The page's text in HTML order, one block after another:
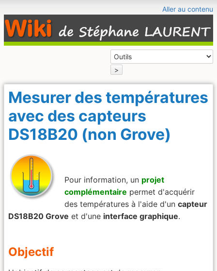
Aller au contenu
>
Mesurer des températures
avec des capteurs
DS18B20 (non Grove)
Pour information, un projet
complémentaire permet d'acquérir
des températures à l'aide d'un capteur
DS18B20 Grove et d'une interface graphique.
Objectif